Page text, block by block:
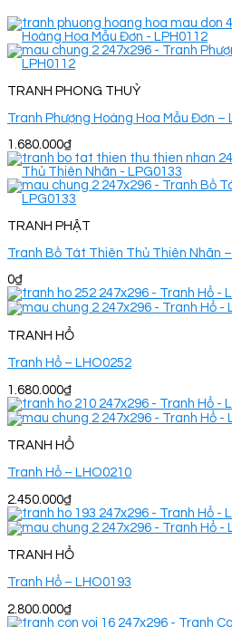
TRANH PHONG THUỶ
Tranh Phượng Hoàng Hoa Mẫu Đơn –
1.680.000₫
TRANH PHẬT
Tranh Bồ Tát Thiên Thủ Thiên Nhãn
0₫
TRANH HỔ
Tranh Hổ – LHO0252
1.680.000₫
TRANH HỔ
Tranh Hổ – LHO0210
2.450.000₫
TRANH HỔ
Tranh Hổ – LHO0193
2.800.000₫